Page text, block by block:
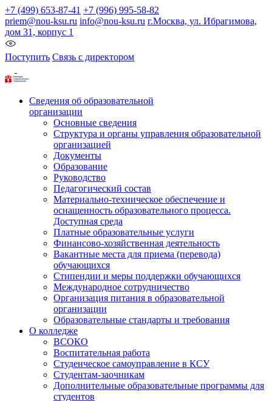
+7 (499) 653-87-41 +7 (996) 995-58-82
priem@nou-ksu.ru info@nou-ksu.ru г.Москва, ул. Ибрагимова,
дом 31, корпус 1
Поступить Связь с директором
Сведения об образовательной
организации
Основные сведения
Структура и органы управления образовательной
организацией
Документы
Образование
Руководство
Педагогический состав
Материально-техническое обеспечение и
оснащенность образовательного процесса.
Доступная среда
Платные образовательные услуги
Финансово-хозяйственная деятельность
Вакантные места для приема (перевода)
обучающихся
Стипендии и меры поддержки обучающихся
Международное сотрудничество
Организация питания в образовательной
организации
Образовательные стандарты и требования
О колледже
ВСОКО
Воспитательная работа
Студенческое самоуправление в КСУ
Студентам-заочникам
Дополнительные образовательные программы для
студентов